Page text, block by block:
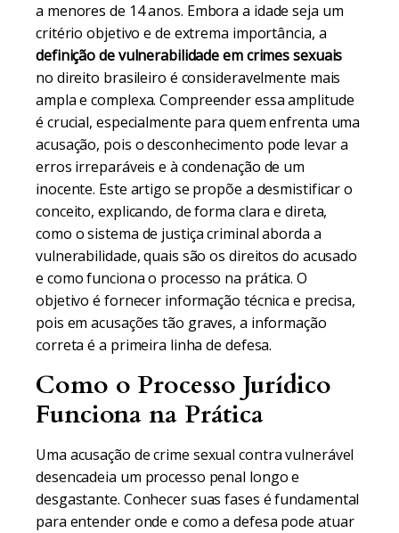
a menores de 14 anos. Embora a idade seja um
critério objetivo e de extrema importância, a
definição de vulnerabilidade em crimes sexuais
no direito brasileiro é consideravelmente mais
ampla e complexa. Compreender essa amplitude
é crucial, especialmente para quem enfrenta uma
acusação, pois o desconhecimento pode levar a
erros irreparáveis e à condenação de um
inocente. Este artigo se propõe a desmistificar o
conceito, explicando, de forma clara e direta,
como o sistema de justiça criminal aborda a
vulnerabilidade, quais são os direitos do acusado
e como funciona o processo na prática. O
objetivo é fornecer informação técnica e precisa,
pois em acusações tão graves, a informação
correta é a primeira linha de defesa.
Como o Processo Jurídico
Funciona na Prática
Uma acusação de crime sexual contra vulnerável
desencadeia um processo penal longo e
desgastante. Conhecer suas fases é fundamental
para entender onde e como a defesa pode atuar